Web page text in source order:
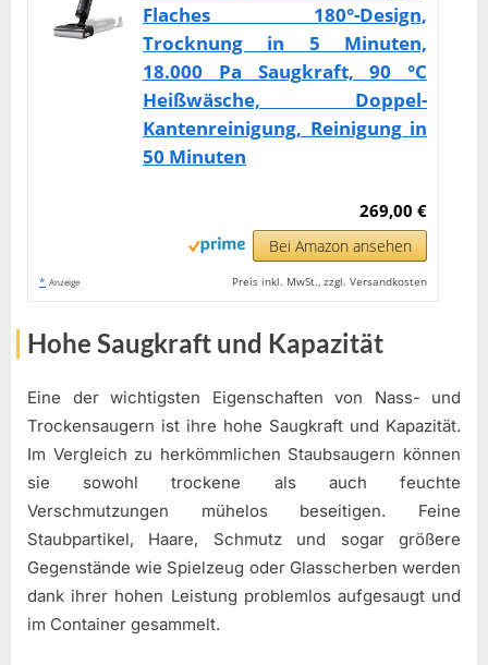
Flaches 180°-Design,
Trocknung in 5 Minuten,
18.000 Pa Saugkraft, 90 °C
Heißwäsche, Doppel-
Kantenreinigung, Reinigung in
50 Minuten
269,00 €
Bei Amazon ansehen
* Anzeige Preis inkl. MwSt., zzgl. Versandkosten
Hohe Saugkraft und Kapazität
Eine der wichtigsten Eigenschaften von Nass- und
Trockensaugern ist ihre hohe Saugkraft und Kapazität.
Im Vergleich zu herkömmlichen Staubsaugern können
sie sowohl trockene als auch feuchte
Verschmutzungen mühelos beseitigen. Feine
Staubpartikel, Haare, Schmutz und sogar größere
Gegenstände wie Spielzeug oder Glasscherben werden
dank ihrer hohen Leistung problemlos aufgesaugt und
im Container gesammelt.